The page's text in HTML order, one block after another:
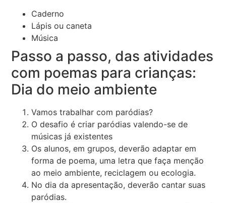
Caderno
Lápis ou caneta
Música
Passo a passo, das atividades
com poemas para crianças:
Dia do meio ambiente
Vamos trabalhar com paródias?
O desafio é criar paródias valendo-se de
músicas já existentes
Os alunos, em grupos, deverão adaptar em
forma de poema, uma letra que faça menção
ao meio ambiente, reciclagem ou ecologia.
No dia da apresentação, deverão cantar suas
paródias.